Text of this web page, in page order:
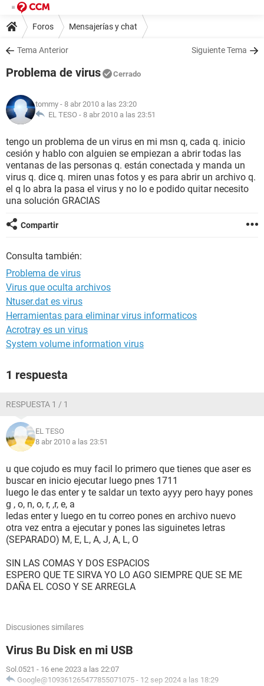
Foros Mensajerías y chat
Tema Anterior Siguiente Tema
Problema de virus Cerrado
tommy - 8 abr 2010 a las 23:20
EL TESO - 8 abr 2010 a las 23:51
tengo un problema de un virus en mi msn q, cada q. inicio
cesión y hablo con alguien se empiezan a abrir todas las
ventanas de las personas q. están conectada y manda un
virus q. dice q. miren unas fotos y es para abrir un archivo q.
el q lo abra la pasa el virus y no lo e podido quitar necesito
una solución GRACIAS
Compartir
Consulta también:
Problema de virus
Virus que oculta archivos
Ntuser.dat es virus
Herramientas para eliminar virus informaticos
Acrotray es un virus
System volume information virus
1 respuesta
RESPUESTA 1 / 1
EL TESO
8 abr 2010 a las 23:51
u que cojudo es muy facil lo primero que tienes que aser es
buscar en inicio ejecutar luego pnes 1711
luego le das enter y te saldar un texto ayyy pero hayy pones
g , o, n, o, r, ,r, e, a
ledas enter y luego en tu correo pones en archivo nuevo
otra vez entra a ejecutar y pones las siguinetes letras
(SEPARADO) M, E, L, A, J, A, L, O
SIN LAS COMAS Y DOS ESPACIOS
ESPERO QUE TE SIRVA YO LO AGO SIEMPRE QUE SE ME
DAÑA EL COSO Y SE ARREGLA
Discusiones similares
Virus Bu Disk en mi USB
Sol.0521 - 16 ene 2023 a las 22:07
Google@109361265477855071075 - 12 sep 2024 a las 18:29